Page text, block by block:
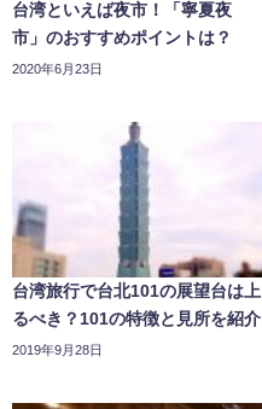
台湾といえば夜市！「寧夏夜
市」のおすすめポイントは？
2020年6月23日
台湾旅行で台北101の展望台は上
るべき？101の特徴と見所を紹介
2019年9月28日